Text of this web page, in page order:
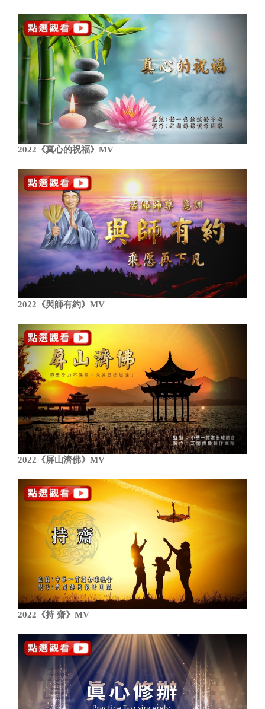
2022《真心的祝福》MV
2022《與師有約》MV
2022《屏山濟佛》MV
2022《持 齋》MV